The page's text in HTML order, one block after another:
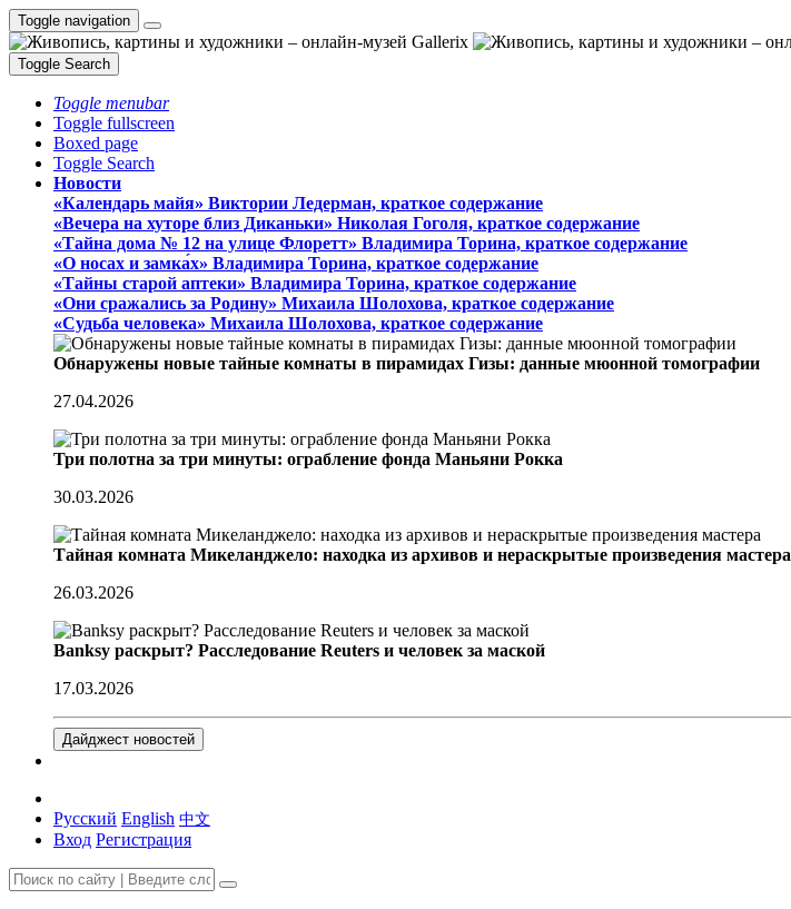
Toggle navigation
Toggle Search
Toggle menubar
Toggle fullscreen
Boxed page
Toggle Search
Новости
«Календарь майя» Виктории Ледерман, краткое содержание
«Вечера на хуторе близ Диканьки» Николая Гоголя, краткое содержание
«Тайна дома № 12 на улице Флоретт» Владимира Торина, краткое содержание
«О носах и замка́х» Владимира Торина, краткое содержание
«Тайны старой аптеки» Владимира Торина, краткое содержание
«Они сражались за Родину» Михаила Шолохова, краткое содержание
«Судьба человека» Михаила Шолохова, краткое содержание
Обнаружены новые тайные комнаты в пирамидах Гизы: данные мюонной томографии
27.04.2026
Три полотна за три минуты: ограбление фонда Маньяни Рокка
30.03.2026
Тайная комната Микеланджело: находка из архивов и нераскрытые произведения мастера
26.03.2026
Banksy раскрыт? Расследование Reuters и человек за маской
17.03.2026
Дайджест новостей
Русский English 中文
Вход Регистрация